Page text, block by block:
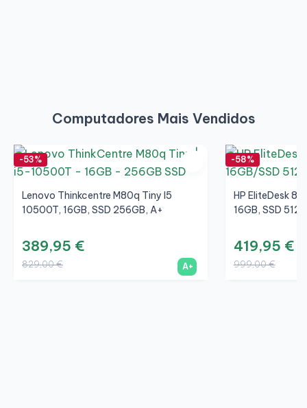
Computadores Mais Vendidos
-53%
Lenovo Thinkcentre M80q Tiny I5
10500T, 16GB, SSD 256GB, A+
389,95 €
829,00 € A+
-58%
HP EliteDesk
16GB, SSD
419,95 €
999,00 €